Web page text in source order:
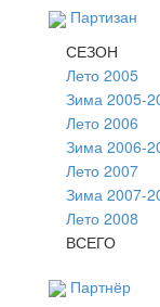
Партизан
СЕЗОН
Лето 2005
Зима 2005-
Лето 2006
Зима 2006-
Лето 2007
Зима 2007-
Лето 2008
ВСЕГО
Партнёр